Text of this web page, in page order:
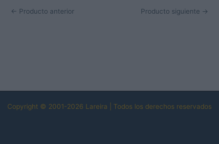
← Producto anterior Producto siguiente →
Copyright © 2001-2026 Lareira | Todos los derechos reservados